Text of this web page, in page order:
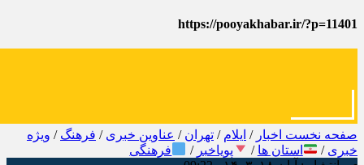
https://pooyakhabar.ir/?p=11401
صفحه نخست اخبار / ایلام / تهران / عناوین خبری / فرهنگ / ویژه
خبری / استان ها / پویاخبر /
فرهنگی